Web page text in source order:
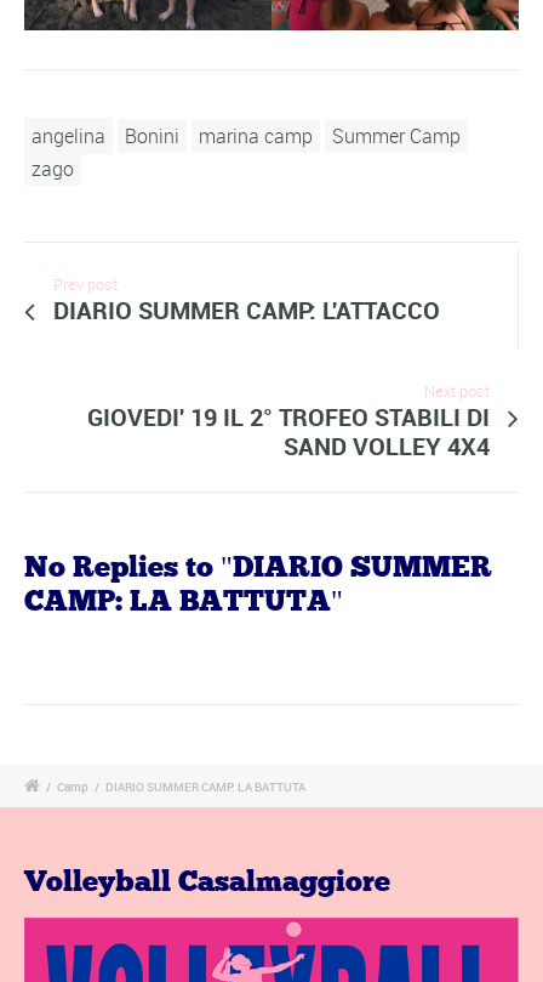
angelina Bonini marina camp
Summer Camp
zago
Prev post
DIARIO SUMMER CAMP: L'ATTACCO
Next post
GIOVEDI' 19 IL 2° TROFEO STABILI DI
SAND VOLLEY 4X4
No Replies to "DIARIO SUMMER
CAMP: LA BATTUTA"
/ Camp / DIARIO SUMMER CAMP: LA BATTUTA
Volleyball Casalmaggiore